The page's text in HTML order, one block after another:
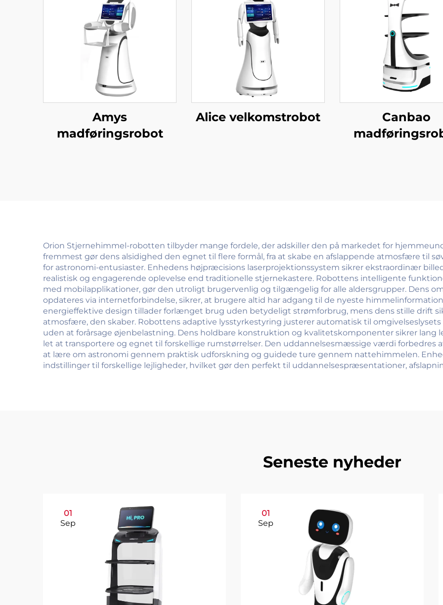
Amys
madføringsrobot
Alice velkomstrobot
Canbao
Orion Stjernehimmel-robotten tilbyder mange fordele, der adskiller den på markedet for
fremmest gør dens alsidighed den egnet til flere formål, fra at skabe en afslappende atmosfære til
for astronomi-entusiaster. Enhedens højpræcisions laserprojektionssystem sikrer ekstraordinær
realistisk og engagerende oplevelse end traditionelle stjernekastere. Robottens intelligente
med mobilapplikationer, gør den utroligt brugervenlig og tilgængelig for alle aldersgrupper. Dens
opdateres via internetforbindelse, sikrer, at brugere altid har adgang til de nyeste
energieffektive design tillader forlænget brug uden betydeligt strømforbrug, mens dens stille drift
atmosfære, den skaber. Robottens adaptive lysstyrkestyring justerer automatisk til
uden at forårsage øjenbelastning. Dens holdbare konstruktion og kvalitetskomponenter sikrer lang
let at transportere og egnet til forskellige rumstørrelser. Den uddannelsesmæssige værdi forbedres
at lære om astronomi gennem praktisk udforskning og guidede ture gennem nattehimmelen.
indstillinger til forskellige lejligheder, hvilket gør den perfekt til uddannelsespræsentationer,
Seneste nyheder
01
Sep
01
Sep